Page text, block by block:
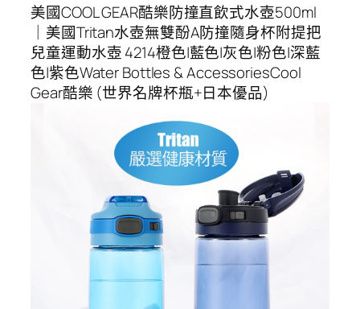
美國COOL GEAR酷樂防撞直飲式水壺500ml
｜美國Tritan水壺無雙酚A防撞隨身杯附提把
兒童運動水壺 4214橙色|藍色|灰色|粉色|深藍
色|紫色Water Bottles & AccessoriesCool
Gear酷樂 (世界名牌杯瓶+日本優品)